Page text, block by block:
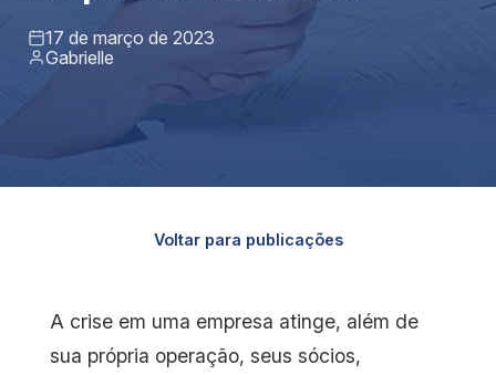
17 de março de 2023
Gabrielle
Voltar para publicações
A crise em uma empresa atinge, além de
sua própria operação, seus sócios,